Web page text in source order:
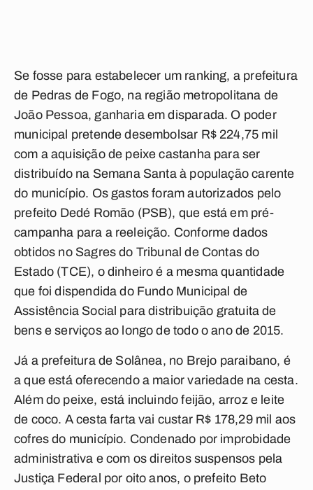
Se fosse para estabelecer um ranking, a prefeitura
de Pedras de Fogo, na região metropolitana de
João Pessoa, ganharia em disparada. O poder
municipal pretende desembolsar R$ 224,75 mil
com a aquisição de peixe castanha para ser
distribuído na Semana Santa à população carente
do município. Os gastos foram autorizados pelo
prefeito Dedé Romão (PSB), que está em pré-
campanha para a reeleição. Conforme dados
obtidos no Sagres do Tribunal de Contas do
Estado (TCE), o dinheiro é a mesma quantidade
que foi dispendida do Fundo Municipal de
Assistência Social para distribuição gratuita de
bens e serviços ao longo de todo o ano de 2015.
Já a prefeitura de Solânea, no Brejo paraibano, é
a que está oferecendo a maior variedade na cesta.
Além do peixe, está incluindo feijão, arroz e leite
de coco. A cesta farta vai custar R$ 178,29 mil aos
cofres do município. Condenado por improbidade
administrativa e com os direitos suspensos pela
Justiça Federal por oito anos, o prefeito Beto